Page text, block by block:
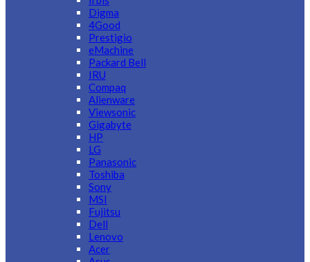
Digma
4Good
Prestigio
eMachine
Packard Bell
IRU
Compaq
Alienware
Viewsonic
Gigabyte
HP
LG
Panasonic
Toshiba
Sony
MSI
Fujitsu
Dell
Lenovo
Acer